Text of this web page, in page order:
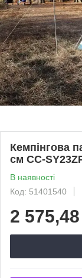
Кемпінгова
см CC-
В наявності
Код: 51401540
2 575,48